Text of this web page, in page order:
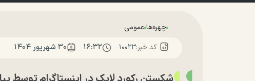
چهره‌هاعمومی
کد خبر:۱۰۰۲۳ ۱۶:۳۲ ۳۰ شهريور ۱۴۰۴